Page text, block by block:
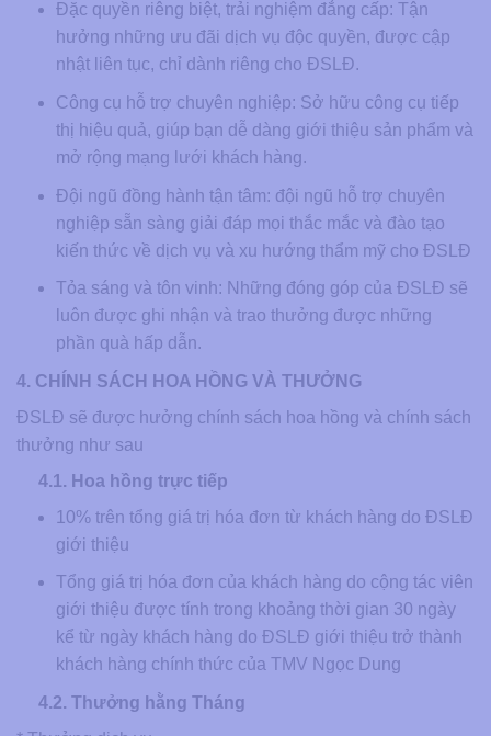
Đặc quyền riêng biệt, trải nghiệm đẳng cấp: Tận
hưởng những ưu đãi dịch vụ độc quyền, được cập
nhật liên tục, chỉ dành riêng cho ĐSLĐ.
Công cụ hỗ trợ chuyên nghiệp: Sở hữu công cụ tiếp
thị hiệu quả, giúp bạn dễ dàng giới thiệu sản phẩm và
mở rộng mạng lưới khách hàng.
Đội ngũ đồng hành tận tâm: đội ngũ hỗ trợ chuyên
nghiệp sẵn sàng giải đáp mọi thắc mắc và đào tạo
kiến thức về dịch vụ và xu hướng thẩm mỹ cho ĐSLĐ
Tỏa sáng và tôn vinh: Những đóng góp của ĐSLĐ sẽ
luôn được ghi nhận và trao thưởng được những
phần quà hấp dẫn.
4. CHÍNH SÁCH HOA HỒNG VÀ THƯỞNG
ĐSLĐ sẽ được hưởng chính sách hoa hồng và chính sách
thưởng như sau
4.1. Hoa hồng trực tiếp
10% trên tổng giá trị hóa đơn từ khách hàng do ĐSLĐ
giới thiệu
Tổng giá trị hóa đơn của khách hàng do cộng tác viên
giới thiệu được tính trong khoảng thời gian 30 ngày
kể từ ngày khách hàng do ĐSLĐ giới thiệu trở thành
khách hàng chính thức của TMV Ngọc Dung
4.2. Thưởng hằng Tháng